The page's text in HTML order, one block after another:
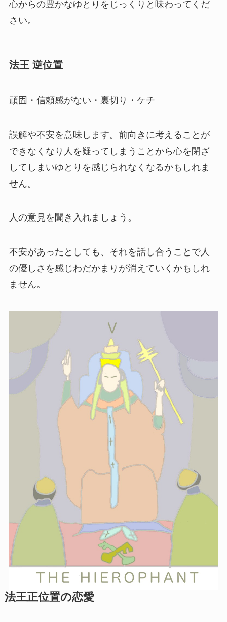
心からの豊かなゆとりをじっくりと味わってくだ
さい。
法王 逆位置
頑固・信頼感がない・裏切り・ケチ
誤解や不安を意味します。前向きに考えることが
できなくなり人を疑ってしまうことから心を閉ざ
してしまいゆとりを感じられなくなるかもしれま
せん。
人の意見を聞き入れましょう。
不安があったとしても、それを話し合うことで人
の優しさを感じわだかまりが消えていくかもしれ
ません。
法王正位置の恋愛